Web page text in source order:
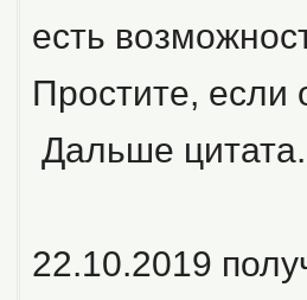
есть
Простите, если
Дальше цитата.
22.10.2019